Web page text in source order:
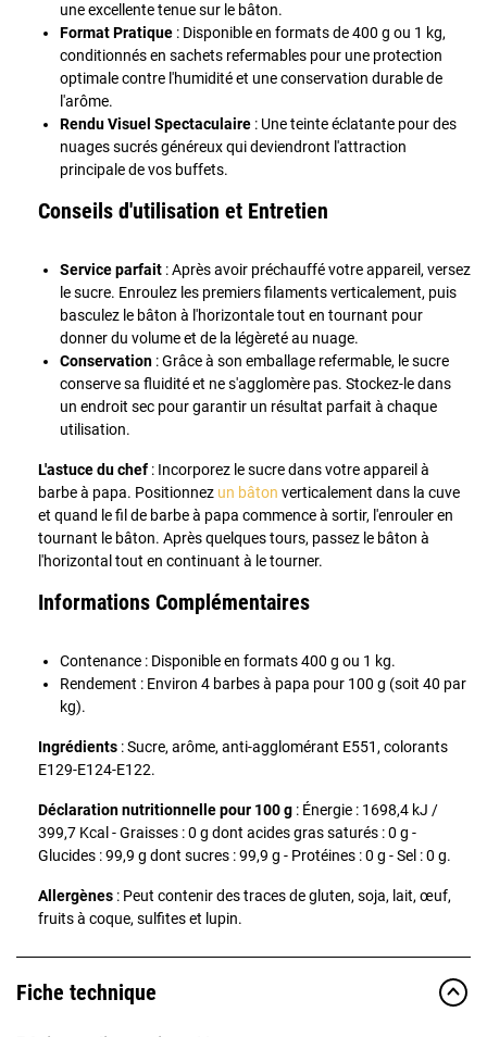
une excellente tenue sur le bâton.
Format Pratique : Disponible en formats de 400 g ou 1 kg,
conditionnés en sachets refermables pour une protection
optimale contre l'humidité et une conservation durable de
l'arôme.
Rendu Visuel Spectaculaire : Une teinte éclatante pour des
nuages sucrés généreux qui deviendront l'attraction
principale de vos buffets.
Conseils d'utilisation et Entretien
Service parfait : Après avoir préchauffé votre appareil, versez
le sucre. Enroulez les premiers filaments verticalement, puis
basculez le bâton à l'horizontale tout en tournant pour
donner du volume et de la légèreté au nuage.
Conservation : Grâce à son emballage refermable, le sucre
conserve sa fluidité et ne s'agglomère pas. Stockez-le dans
un endroit sec pour garantir un résultat parfait à chaque
utilisation.
L'astuce du chef : Incorporez le sucre dans votre appareil à
barbe à papa. Positionnez un bâton verticalement dans la cuve
et quand le fil de barbe à papa commence à sortir, l'enrouler en
tournant le bâton. Après quelques tours, passez le bâton à
l'horizontal tout en continuant à le tourner.
Informations Complémentaires
Contenance : Disponible en formats 400 g ou 1 kg.
Rendement : Environ 4 barbes à papa pour 100 g (soit 40 par
kg).
Ingrédients : Sucre, arôme, anti-agglomérant E551, colorants
E129-E124-E122.
Déclaration nutritionnelle pour 100 g : Énergie : 1698,4 kJ /
399,7 Kcal - Graisses : 0 g dont acides gras saturés : 0 g -
Glucides : 99,9 g dont sucres : 99,9 g - Protéines : 0 g - Sel : 0 g.
Allergènes : Peut contenir des traces de gluten, soja, lait, œuf,
fruits à coque, sulfites et lupin.
Fiche technique